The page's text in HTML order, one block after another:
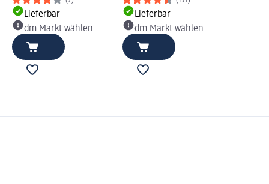
Lieferbar
dm Markt wählen
Lieferbar
dm Markt wählen